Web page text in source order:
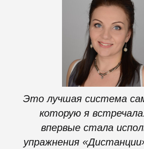
Это лучшая система
которую я
впервые стала
упражнения